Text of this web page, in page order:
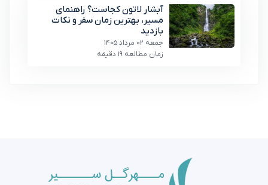
آبشار لاتون کجاست؟ راهنمای
مسیر، بهترین زمان سفر و نکات
بازدید
جمعه 02 مرداد 1405
زمان مطالعه 19 دقیقه